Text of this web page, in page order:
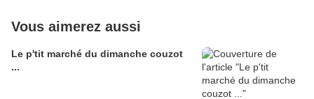
Vous aimerez aussi
Le p'tit marché du dimanche couzot
...